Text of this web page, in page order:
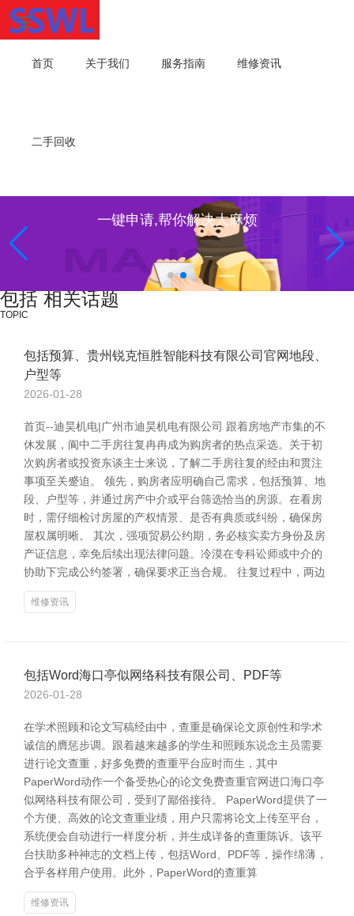
首页 关于我们 服务指南 维修资讯
二手回收
一键申请,帮你解决大麻烦
包括 相关话题
TOPIC
包括预算、贵州锐克恒胜智能科技有限公司官网地段、
户型等
2026-01-28
首页--迪昊机电|广州市迪昊机电有限公司 跟着房地产市集的不
休发展，阆中二手房往复冉冉成为购房者的热点采选。关于初
次购房者或投资东谈主士来说，了解二手房往复的经由和贯注
事项至关蹙迫。 领先，购房者应明确自己需求，包括预算、地
段、户型等，并通过房产中介或平台筛选恰当的房源。在看房
时，需仔细检讨房屋的产权情景、是否有典质或纠纷，确保房
屋权属明晰。 其次，强项贸易公约期，务必核实卖方身份及房
产证信息，幸免后续出现法律问题。冷漠在专科讼师或中介的
协助下完成公约签署，确保要求正当合规。 往复过程中，两边
维修资讯
包括Word海口亭似网络科技有限公司、PDF等
2026-01-28
在学术照顾和论文写稿经由中，查重是确保论文原创性和学术
诚信的膺惩步调。跟着越来越多的学生和照顾东说念主员需要
进行论文查重，好多免费的查重平台应时而生，其中
PaperWord动作一个备受热心的论文免费查重官网进口海口亭
似网络科技有限公司，受到了鄙俗接待。 PaperWord提供了一
个方便、高效的论文查重业绩，用户只需将论文上传至平台，
系统便会自动进行一样度分析，并生成详备的查重陈诉。该平
台扶助多种神志的文档上传，包括Word、PDF等，操作绵薄，
合乎各样用户使用。此外，PaperWord的查重算
维修资讯